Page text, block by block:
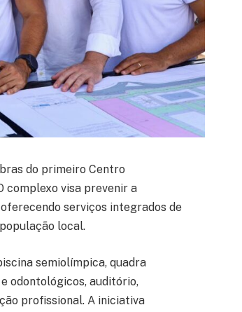
do primeiro Centro
complexo visa prevenir a
serviços integrados de
local.
semiolímpica, quadra
odontológicos, auditório,
profissional. A iniciativa